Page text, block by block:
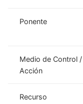
Ponente
Medio de Control /
Acción
Recurso